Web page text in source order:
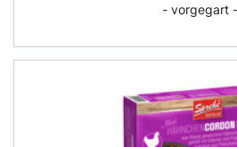
- vorgegart -